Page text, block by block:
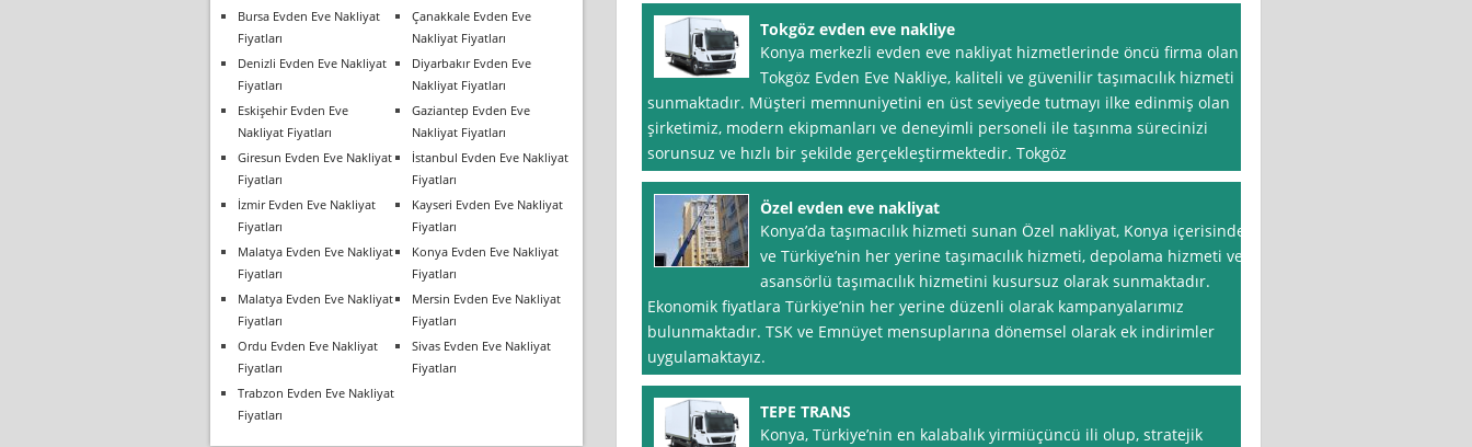
Tokgöz evden eve nakliye
Konya merkezli evden eve nakliyat hizmetlerinde öncü firma olan
Tokgöz Evden Eve Nakliye, kaliteli ve güvenilir taşımacılık hizmeti
sunmaktadır. Müşteri memnuniyetini en üst seviyede tutmayı ilke edinmiş olan
şirketimiz, modern ekipmanları ve deneyimli personeli ile taşınma sürecinizi
sorunsuz ve hızlı bir şekilde gerçekleştirmektedir. Tokgöz
Özel evden eve nakliyat
Konya’da taşımacılık hizmeti sunan Özel nakliyat, Konya içerisinde
ve Türkiye’nin her yerine taşımacılık hizmeti, depolama hizmeti ve
asansörlü taşımacılık hizmetini kusursuz olarak sunmaktadır.
Ekonomik fiyatlara Türkiye’nin her yerine düzenli olarak kampanyalarımız
bulunmaktadır. TSK ve Emnüyet mensuplarına dönemsel olarak ek indirimler
uygulamaktayız.
TEPE TRANS
Konya, Türkiye’nin en kalabalık yirmiüçüncü ili olup, stratejik
Bursa Evden Eve Nakliyat
Fiyatları
Çanakkale Evden Eve
Nakliyat Fiyatları
Denizli Evden Eve Nakliyat
Fiyatları
Diyarbakır Evden Eve
Nakliyat Fiyatları
Eskişehir Evden Eve
Nakliyat Fiyatları
Gaziantep Evden Eve
Nakliyat Fiyatları
Giresun Evden Eve Nakliyat
Fiyatları
İstanbul Evden Eve Nakliyat
Fiyatları
İzmir Evden Eve Nakliyat
Fiyatları
Kayseri Evden Eve Nakliyat
Fiyatları
Malatya Evden Eve Nakliyat
Fiyatları
Konya Evden Eve Nakliyat
Fiyatları
Malatya Evden Eve Nakliyat
Fiyatları
Mersin Evden Eve Nakliyat
Fiyatları
Ordu Evden Eve Nakliyat
Fiyatları
Sivas Evden Eve Nakliyat
Fiyatları
Trabzon Evden Eve Nakliyat
Fiyatları